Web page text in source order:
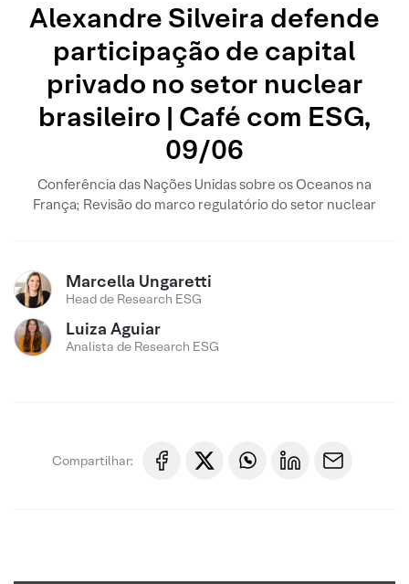
Alexandre Silveira defende
participação de capital
privado no setor nuclear
brasileiro | Café com ESG,
09/06
Conferência das Nações Unidas sobre os Oceanos na
França; Revisão do marco regulatório do setor nuclear
Marcella Ungaretti
Head de Research ESG
Luiza Aguiar
Analista de Research ESG
Compartilhar: